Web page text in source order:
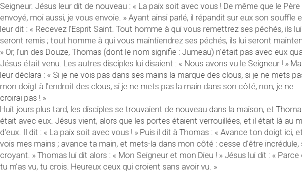
Seigneur. Jésus leur dit de nouveau : « La paix soit avec vous ! De même que le Père
envoyé, moi aussi, je vous envoie. » Ayant ainsi parlé, il répandit sur eux son souffle
leur dit : « Recevez l'Esprit Saint. Tout homme à qui vous remettrez ses péchés, ils lui
seront remis ; tout homme à qui vous maintiendrez ses péchés, ils lui seront
» Or, l'un des Douze, Thomas (dont le nom signifie : Jumeau) n'était pas avec eux
Jésus était venu. Les autres disciples lui disaient : « Nous avons vu le Seigneur ! »
leur déclara : « Si je ne vois pas dans ses mains la marque des clous, si je ne mets
mon doigt à l'endroit des clous, si je ne mets pas la main dans son côté, non, je ne
croirai pas ! »
Huit jours plus tard, les disciples se trouvaient de nouveau dans la maison, et
était avec eux. Jésus vient, alors que les portes étaient verrouillées, et il était là au
d'eux. Il dit : « La paix soit avec vous ! » Puis il dit à Thomas : « Avance ton doigt ici, et
vois mes mains ; avance ta main, et mets-la dans mon côté : cesse d'être incrédule,
croyant. » Thomas lui dit alors : « Mon Seigneur et mon Dieu ! » Jésus lui dit : « Parce
tu m'as vu, tu crois. Heureux ceux qui croient sans avoir vu. »